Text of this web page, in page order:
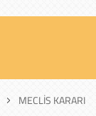
MECLIS KARARI